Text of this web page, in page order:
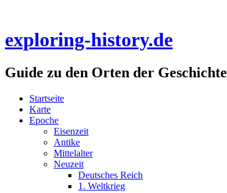
exploring-history.de
Guide zu den Orten der Geschichte
Startseite
Karte
Epoche
Eisenzeit
Antike
Mittelalter
Neuzeit
Deutsches Reich
1. Weltkrieg